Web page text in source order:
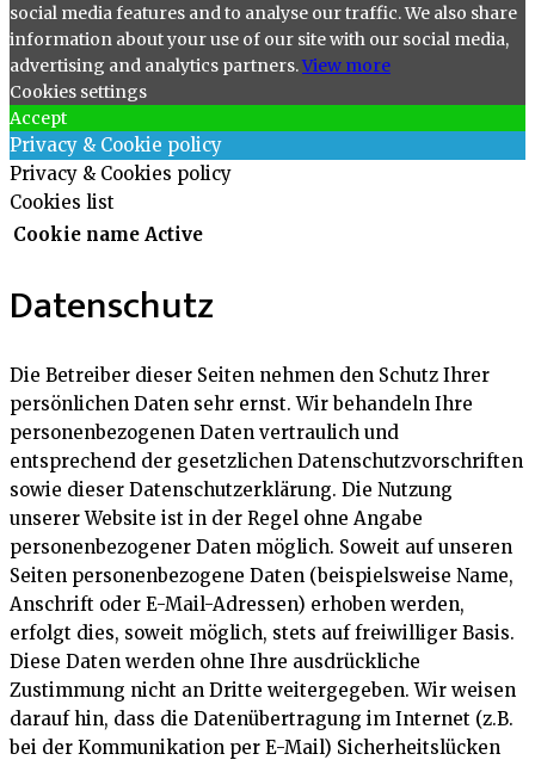
social media features and to analyse our traffic. We also share
information about your use of our site with our social media,
advertising and analytics partners.View more
Cookies settings
Accept
Privacy & Cookie policy
Privacy & Cookies policy
Cookies list
Cookie name Active
Datenschutz
Die Betreiber dieser Seiten nehmen den Schutz Ihrer
persönlichen Daten sehr ernst. Wir behandeln Ihre
personenbezogenen Daten vertraulich und
entsprechend der gesetzlichen Datenschutzvorschriften
sowie dieser Datenschutzerklärung. Die Nutzung
unserer Website ist in der Regel ohne Angabe
personenbezogener Daten möglich. Soweit auf unseren
Seiten personenbezogene Daten (beispielsweise Name,
Anschrift oder E-Mail-Adressen) erhoben werden,
erfolgt dies, soweit möglich, stets auf freiwilliger Basis.
Diese Daten werden ohne Ihre ausdrückliche
Zustimmung nicht an Dritte weitergegeben. Wir weisen
darauf hin, dass die Datenübertragung im Internet (z.B.
bei der Kommunikation per E-Mail) Sicherheitslücken